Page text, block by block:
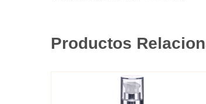
Productos